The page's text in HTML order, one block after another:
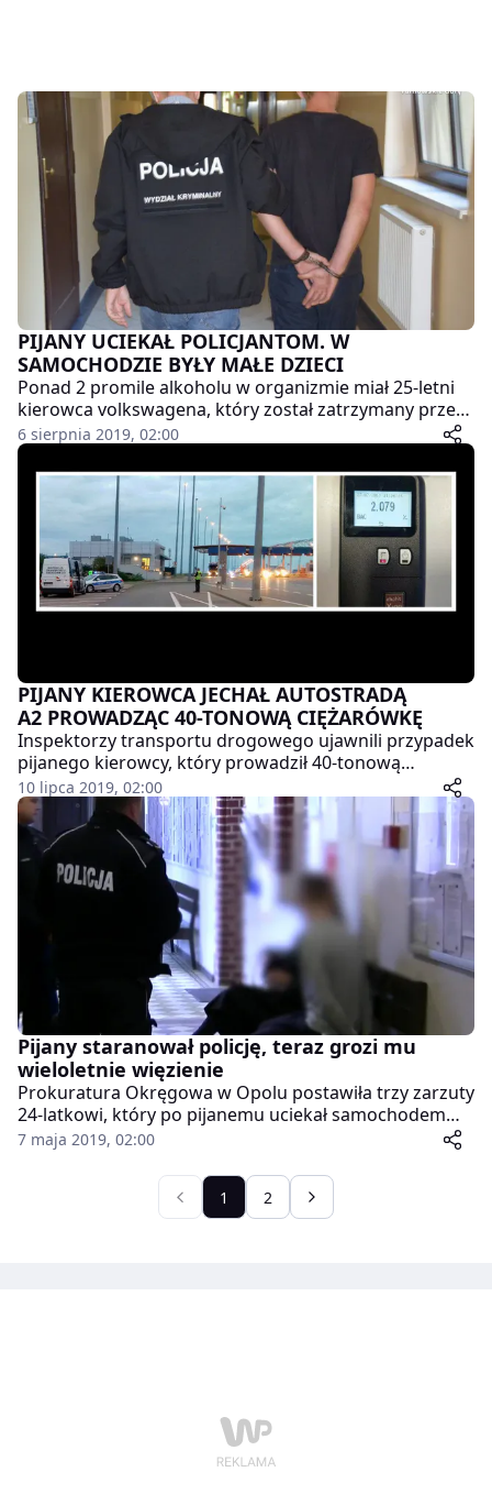
PIJANY UCIEKAŁ POLICJANTOM. W
SAMOCHODZIE BYŁY MAŁE DZIECI
Ponad 2 promile alkoholu w organizmie miał 25-letni
kierowca volkswagena, który został zatrzymany przez
tarnogórskich wywiadowców. Mężczyzna uciekał
policjantom, wioząc ze sobą dwójkę dzieci w wieku 3 i
6 lat. Maluchy zostały przekazane pod opiekę rodziny,
ponieważ ich matka również była pijana. Mężczyzna
usłyszał zarzuty i grozi mu teraz nawet 5 lat za
kratami. Sprawą pijanej matki zajmie się natomiast sąd
rodzinny.
6 sierpnia 2019, 02:00
PIJANY KIEROWCA JECHAŁ AUTOSTRADĄ
A2 PROWADZĄC 40-TONOWĄ CIĘŻARÓWKĘ
Inspektorzy transportu drogowego ujawnili przypadek
pijanego kierowcy, który prowadził 40-tonową
ciężarówkę na autostradzie A2. Mężczyzna został
zatrzymany przy Punkcie Poboru Opłat w Gołuskach.
10 lipca 2019, 02:00
Pijany staranował policję, teraz grozi mu
wieloletnie więzienie
Prokuratura Okręgowa w Opolu postawiła trzy zarzuty
24-latkowi, który po pijanemu uciekał samochodem
przed policją ulicami Nysy. Odpowie za jazdę po
pojazdem, mimo że odebrano mu prawo jazdy.
7 maja 2019, 02:00
1 2